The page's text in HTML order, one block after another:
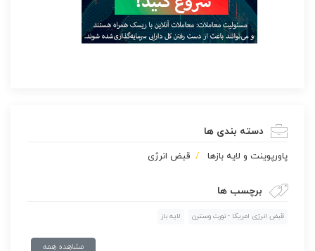
دسته بندی ها
پاورپوينت و لایه بازها قبض انرژی
برچسب ها
قبض انرژی امریکا - نورت وسترن لایه باز
مشاهده همه